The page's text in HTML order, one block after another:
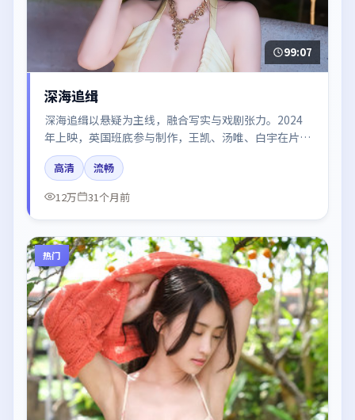
99:07
深海追缉
深海追缉以悬疑为主线，融合写实与戏剧张力。2024
年上映，英国班底参与制作，王凯、汤唯、白宇在片中
呈现细腻表演，影像风格统一，配乐与剪辑强化了情绪
曲线。
高清
流畅
12万
31个月前
热门